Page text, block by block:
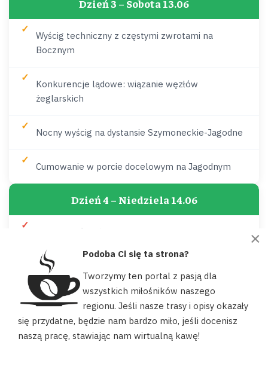
Dzień 3 – Sobota 13.06
Wyścig techniczny z częstymi zwrotami na
Bocznym
Konkurencje lądowe: wiązanie węzłów
żeglarskich
Nocny wyścig na dystansie Szymoneckie-Jagodne
Cumowanie w porcie docelowym na Jagodnym
Dzień 4 – Niedziela 14.06
Ostatni wyścig finałowy na jeziorze Jagodne
Podliczenie wyników i weryfikacja protokołów
Ceremonia wręczenia nagród i pucharu
Oficjalne zakończenie 26. edycji regat
Nasz portal używa plików cookies, aby ułatwić Ci korzystanie z
naszych zasobów, dopasować treści do Twoich potrzeb oraz w
celach statystycznych. Możesz określić warunki przechowywania
×
Podoba Ci się ta strona?
Tworzymy ten portal z pasją dla
wszystkich miłośników naszego
regionu. Jeśli nasze trasy i opisy okazały
się przydatne, będzie nam bardzo miło, jeśli docenisz
naszą pracę, stawiając nam wirtualną kawę!